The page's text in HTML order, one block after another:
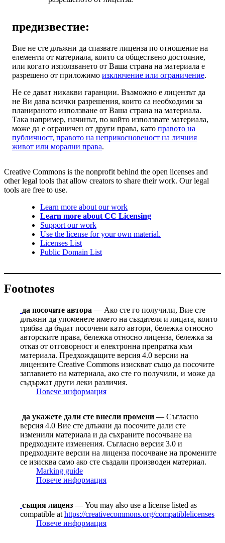
предизвестие:
Вие не сте длъжни да спазвате лиценза по отношение на
елементи от материала, които са обществено достояние,
или когато използването от Ваша страна на материала е
разрешено от приложимо изключение или ограничение.
Не се дават никакви гаранции. Възможно е лицензът да
не Ви дава всички разрешения, които са необходими за
планираното използване от Ваша страна на материала.
Така например, начинът, по който използвате материала,
може да е ограничен от други права, като правото на
публичност, правото на неприкосновеност на личния
живот или морални права.
Creative Commons is the nonprofit behind the open licenses and
other legal tools that allow creators to share their work. Our legal
tools are free to use.
Learn more about our work
Learn more about CC Licensing
Support our work
Use the license for your own material.
Licenses List
Public Domain List
Footnotes
да посочите автора — Ако сте го получили, Вие сте
длъжни да упоменете името на създателя и лицата, които
трябва да бъдат посочени като автори, бележка относно
авторските права, бележка относно лиценза, бележка за
отказ от отговорност и електронна препратка към
материала. Предхождащите версия 4.0 версии на
лицензите Сreative Сommons изискват също да посочите
заглавието на материала, ако сте го получили, и може да
съдържат други леки различия.
Повече информация
да укажете дали сте внесли промени — Съгласно
версия 4.0 Вие сте длъжни да посочите дали сте
изменили материала и да съхраните посочване на
предходните изменения. Съгласно версия 3.0 и
предходните версии на лиценза посочване на промените
се изисква само ако сте създали производен материал.
Marking guide
Повече информация
същия лиценз — You may also use a license listed as
compatible at https://creativecommons.org/compatiblelicenses
Повече информация